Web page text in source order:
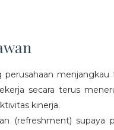
secara terus
kinerja.
(refreshment) supaya